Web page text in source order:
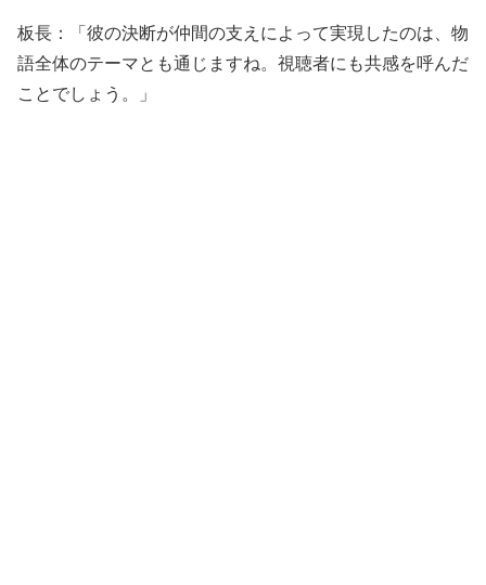
板長：「彼の決断が仲間の支えによって実現したのは、物
語全体のテーマとも通じますね。視聴者にも共感を呼んだ
ことでしょう。」